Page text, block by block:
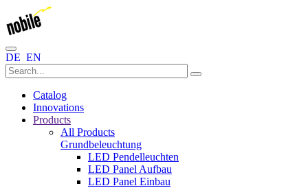
DE EN
Catalog
Innovations
Products
All Products
Grundbeleuchtung
LED Pendelleuchten
LED Panel Aufbau
LED Panel Einbau